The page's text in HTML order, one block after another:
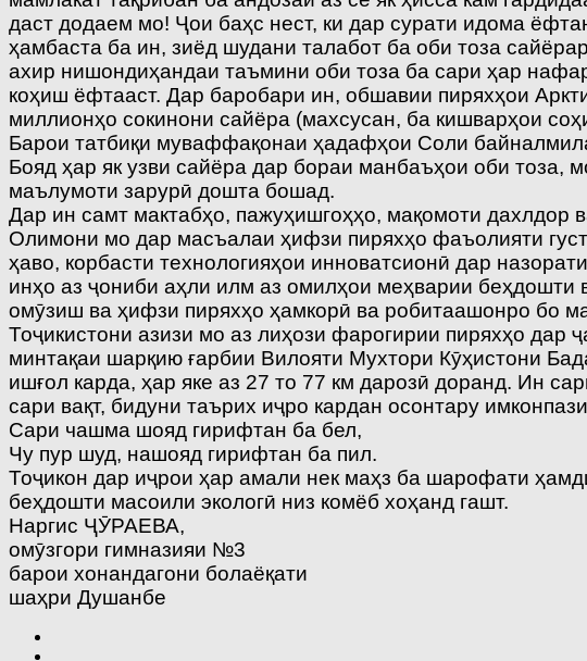
даст додаем мо! Ҷои баҳс нест, ки дар сурати идома
ҳамбаста ба ин, зиёд шудани талабот ба оби тоза
ахир нишондиҳандаи таъмини оби тоза ба сари ҳар
коҳиш ёфтааст. Дар баробари ин, обшавии пиряхҳои
миллионҳо сокинони сайёра (махсусан, ба кишварҳои
Барои татбиқи муваффақонаи ҳадафҳои Соли
Бояд ҳар як узви сайёра дар бораи манбаъҳои оби тоза,
маълумоти зарурӣ дошта бошад.
Дар ин самт мактабҳо, пажуҳишгоҳҳо, мақомоти
Олимони мо дар масъалаи ҳифзи пиряхҳо фаъолияти
ҳаво, корбас­ти технологияҳои инноватсионӣ дар
инҳо аз ҷониби аҳли илм аз омилҳои меҳварии
омӯзиш ва ҳифзи пиряхҳо ҳамкорӣ ва робитаашонро бо
Тоҷикистони азизи мо аз лиҳози фарогирии пиряхҳо
минтақаи шарқию ғарбии Вилояти Мухтори Кӯҳистони
ишғол карда, ҳар яке аз 27 то 77 км дарозӣ доранд. Ин
сари вақт, бидуни таърих иҷро кардан осонтару
Сари чашма шояд гирифтан ба бел,
Чу пур шуд, нашояд гирифтан ба пил.
Тоҷикон дар иҷрои ҳар амали нек маҳз ба шарофати
беҳдошти масоили экологӣ низ комёб хоҳанд гашт.
Наргис ҶӮРАЕВА,
омӯзгори гимназияи №3
барои хонандагони болаёқати
шаҳри Душанбе